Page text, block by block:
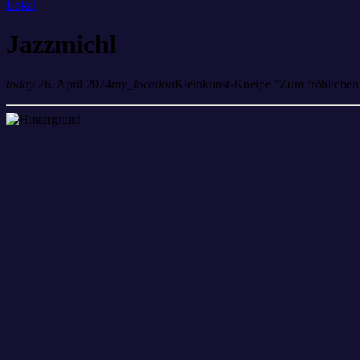
Lokal
Jazzmichl
today 26. April 2024my_locationKleinkunst-Kneipe "Zum